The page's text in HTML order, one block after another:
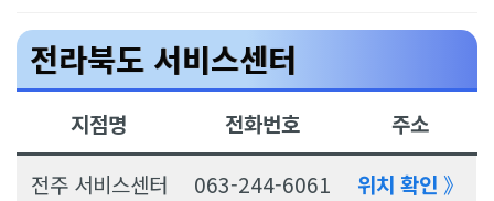
전라북도 서비스센터
지점명 전화번호 주소
전주 서비스센터 063-244-6061 위치 확인 》